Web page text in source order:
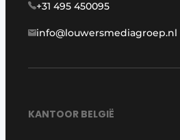
+31 495 450095
info@louwersmediagroep.nl
KANTOOR BELGIË